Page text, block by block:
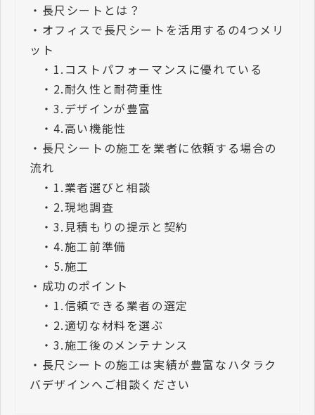
・ 長尺シートとは？
・ オフィスで長尺シートを活用するの4つメリ
ット
・ 1.コストパフォーマンスに優れている
・ 2.耐久性と耐荷重性
・ 3.デザインが豊富
・ 4.高い機能性
・ 長尺シートの施工を業者に依頼する場合の
流れ
・ 1.業者選びと相談
・ 2.現地調査
・ 3.見積もりの提示と契約
・ 4.施工前準備
・ 5.施工
・ 成功のポイント
・ 1.信頼できる業者の選定
・ 2.適切な材料を選ぶ
・ 3.施工後のメンテナンス
・ 長尺シートの施工は実績が豊富なハタラク
バデザインへご相談ください